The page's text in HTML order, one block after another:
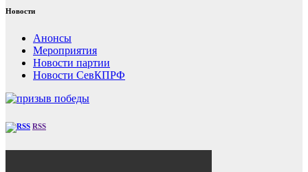
Новости
Анонсы
Мероприятия
Новости партии
Новости СевКПРФ
RSS